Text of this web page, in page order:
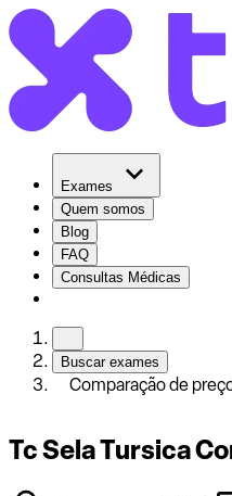
Exames
Quem somos
Blog
FAQ
Consultas Médicas
Buscar exames
Comparação de
Tc Sela Tursica